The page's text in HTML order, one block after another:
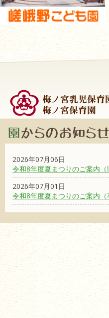
2026年07月06日
令和8年度夏まつりのご案内（
2026年07月01日
令和8年度夏まつりのご案内（